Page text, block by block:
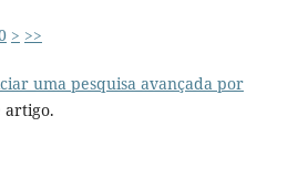
> >>
uma pesquisa avançada por
artigo.